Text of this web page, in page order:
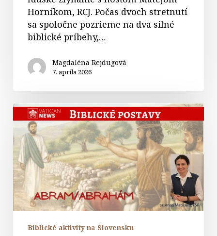
Horníkom, RCJ. Počas dvoch stretnutí
sa spoločne pozrieme na dva silné
biblické príbehy,…
Magdaléna Rejdugová
7. apríla 2026
34.
Biblické
postavy:
Abrahám
Biblické aktivity na Slovensku